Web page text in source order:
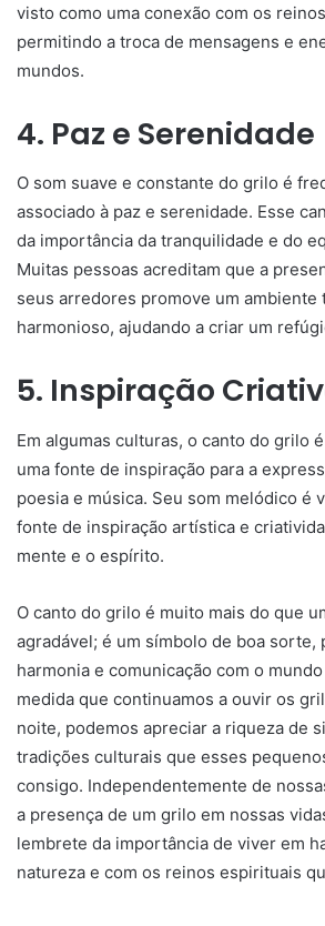
visto como uma conexão com os
permitindo a troca de mensagens e
mundos.
4. Paz e Serenidade
O som suave e constante do grilo é
associado à paz e serenidade. Esse
da importância da tranquilidade e do
Muitas pessoas acreditam que a
seus arredores promove um ambiente
harmonioso, ajudando a criar um
5. Inspiração
Em algumas culturas, o canto do grilo
uma fonte de inspiração para a
poesia e música. Seu som melódico é
fonte de inspiração artística e
mente e o espírito.
O canto do grilo é muito mais do que
agradável; é um símbolo de boa sorte,
harmonia e comunicação com o
medida que continuamos a ouvir os
noite, podemos apreciar a riqueza de
tradições culturais que esses
consigo. Independentemente de
a presença de um grilo em nossas
lembrete da importância de viver em
natureza e com os reinos espirituais